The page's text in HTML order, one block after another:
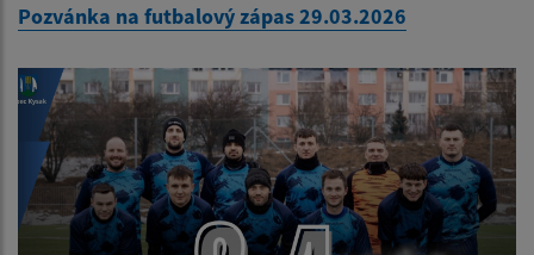
Pozvánka na futbalový zápas 29.03.2026